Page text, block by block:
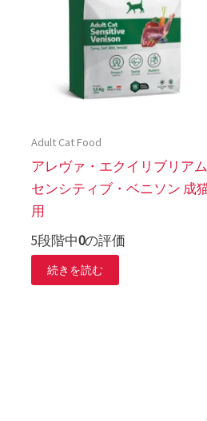
Adult Cat Food
アレヴァ・エクイリブリアム
センシティブ・ベニソン 成
用
5段階中0の評価
続きを読む